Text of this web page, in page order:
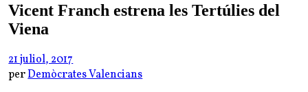
Vicent Franch estrena les Tertúlies del
Viena
21 juliol, 2017
perDemòcrates Valencians